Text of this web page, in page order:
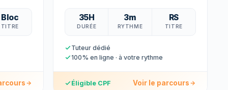
Bloc
TITRE
35H
DURÉE
3m
RYTHME
RS
TITRE
Tuteur dédié
100% en ligne · à votre rythme
Éligible CPF Voir le parcours